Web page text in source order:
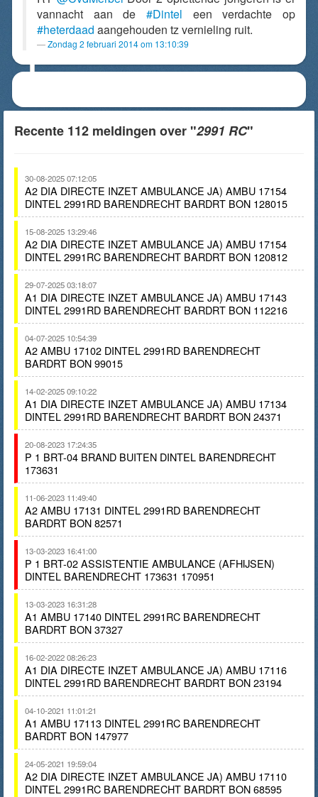
vannacht aan de #Dintel een verdachte op
#heterdaad aangehouden tz vernieling ruit.
Zondag 2 februari 2014 om 13:10:39
Recente 112 meldingen over "2991 RC"
30-08-2025 07:12:05
A2 DIA DIRECTE INZET AMBULANCE JA) AMBU 17154
DINTEL 2991RD BARENDRECHT BARDRT BON 128015
15-08-2025 13:29:46
A2 DIA DIRECTE INZET AMBULANCE JA) AMBU 17154
DINTEL 2991RC BARENDRECHT BARDRT BON 120812
29-07-2025 03:18:07
A1 DIA DIRECTE INZET AMBULANCE JA) AMBU 17143
DINTEL 2991RD BARENDRECHT BARDRT BON 112216
04-07-2025 10:54:39
A2 AMBU 17102 DINTEL 2991RD BARENDRECHT
BARDRT BON 99015
14-02-2025 09:10:22
A1 DIA DIRECTE INZET AMBULANCE JA) AMBU 17134
DINTEL 2991RD BARENDRECHT BARDRT BON 24371
20-08-2023 17:24:35
P 1 BRT-04 BRAND BUITEN DINTEL BARENDRECHT
173631
11-06-2023 11:49:40
A2 AMBU 17131 DINTEL 2991RD BARENDRECHT
BARDRT BON 82571
13-03-2023 16:41:00
P 1 BRT-02 ASSISTENTIE AMBULANCE (AFHIJSEN)
DINTEL BARENDRECHT 173631 170951
13-03-2023 16:31:28
A1 AMBU 17140 DINTEL 2991RC BARENDRECHT
BARDRT BON 37327
16-02-2022 08:26:23
A1 DIA DIRECTE INZET AMBULANCE JA) AMBU 17116
DINTEL 2991RD BARENDRECHT BARDRT BON 23194
04-10-2021 11:01:21
A1 AMBU 17113 DINTEL 2991RC BARENDRECHT
BARDRT BON 147977
24-05-2021 19:59:04
A2 DIA DIRECTE INZET AMBULANCE JA) AMBU 17110
DINTEL 2991RC BARENDRECHT BARDRT BON 68595